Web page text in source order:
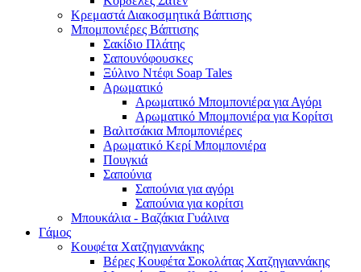
Κρεμαστά Διακοσμητικά Βάπτισης
Μπομπονιέρες Βάπτισης
Σακίδιο Πλάτης
Σαπουνόφουσκες
Ξύλινο Ντέφι Soap Tales
Αρωματικό
Αρωματικό Μπομπονιέρα για Αγόρι
Αρωματικό Μπομπονιέρα για Κορίτσι
Βαλιτσάκια Μπομπονιέρες
Αρωματικό Κερί Μπομπονιέρα
Πουγκιά
Σαπούνια
Σαπούνια για αγόρι
Σαπούνια για κορίτσι
Μπουκάλια - Βαζάκια Γυάλινα
Γάμος
Κουφέτα Χατζηγιαννάκης
Βέρες Κουφέτα Σοκολάτας Χατζηγιαννάκης